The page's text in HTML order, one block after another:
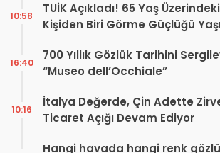
TUİK Açıkladı! 65 Yaş
Kişiden Biri Görme Güçlüğü
10:58
700 Yıllık Gözlük Tarihini
“Museo dell’Occhiale”
16:40
İtalya Değerde, Çin Adette
Ticaret Açığı Devam Ediyor
10:16
Hangi havada hangi renk